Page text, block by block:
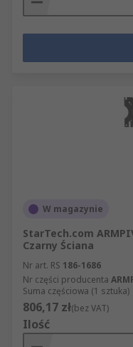
W magazynie
StarTech.com
Czarny Ściana
Nr art. RS 186-1686
Nr części producenta
Suma częściowa (1 sztuka)
806,17 zł(bez VAT)
Ilość